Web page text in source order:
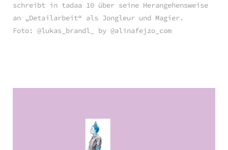
schreibt in tadaa 10 über seine Herangehensweise
an „Detailarbeit“ als Jongleur und Magier.
Foto: @lukas_brandl_ by @alinafejzo_com